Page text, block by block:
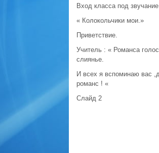
Вход класса под
« Колокольчики мои.»
Приветствие.
Учитель : « Романса
слиянье.
И всех я вспоминаю вас
романс ! «
Слайд 2